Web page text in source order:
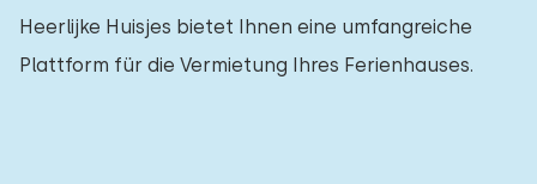
Heerlijke Huisjes bietet Ihnen eine umfangreiche
Plattform für die Vermietung Ihres Ferienhauses.